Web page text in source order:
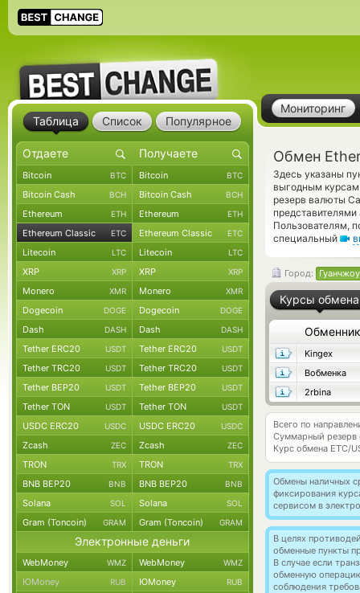
Мониторинг
Обмен
Здесь указаны
выгодным
резерв валюты
Пользователям,
специальный
Город: Гуанчжоу
Курсы обмена
Обменник
Kingex
Вобменка
2rbina
Всего по
Суммарный резерв
Курс обмена ETC/
Обмены наличных
фиксирования
сервисом в
В целях
обменные пункты
В случае если
обменную
соблюдения
Таблица Список Популярное
Bitcoin BTC Bitcoin BTC
Bitcoin Cash BCH Bitcoin Cash BCH
Ethereum ETH Ethereum ETH
Ethereum Classic ETC Ethereum Classic ETC
Litecoin LTC Litecoin LTC
XRP XRP XRP XRP
Monero XMR Monero XMR
Dogecoin DOGE Dogecoin DOGE
Dash DASH Dash DASH
Tether ERC20 USDT Tether ERC20 USDT
Tether TRC20 USDT Tether TRC20 USDT
Tether BEP20 USDT Tether BEP20 USDT
Tether TON USDT Tether TON USDT
USDC ERC20 USDC USDC ERC20 USDC
Zcash ZEC Zcash ZEC
TRON TRX TRON TRX
BNB BEP20 BNB BNB BEP20 BNB
Solana SOL Solana SOL
Gram (Toncoin) GRAM Gram (Toncoin) GRAM
Электронные деньги
WebMoney WMZ WebMoney WMZ
ЮMoney RUB ЮMoney RUB